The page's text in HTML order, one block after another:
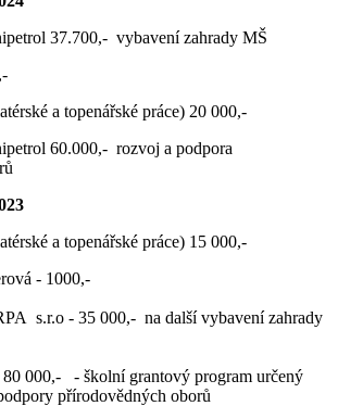
37.700,- vybavení zahrady MŠ
a topenářské práce) 20 000,-
60.000,- rozvoj a podpora
a topenářské práce) 15 000,-
- 1000,-
s.r.o - 35 000,- na další vybavení zahrady
000,- - školní grantový program určený
přírodovědných oborů